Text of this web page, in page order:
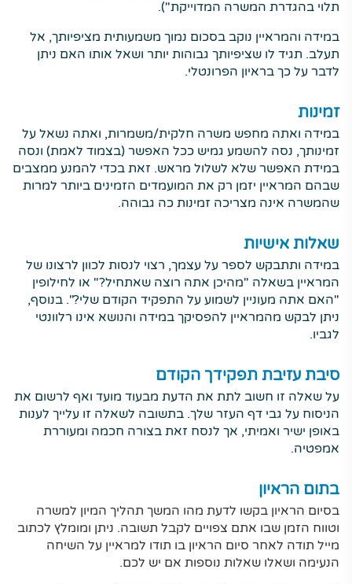
תלוי בהגדרת המשרה המדוייקת").
במידה והמראיין נוקב בסכום נמוך משמעותית מציפיותך, אל
תעלב. תגיד לו שציפיותך גבוהות יותר ושאל אותו האם ניתן
לדבר על כך בראיון הפרונטלי.
זמינות
במידה ואתה מחפש משרה חלקית/משמרות, ואתה נשאל על
זמינותך, נסה להשמע גמיש ככל האפשר (בצמוד לאמת) ונסה
במידת האפשר שלא לשלול מראש. זאת בכדי להמנע ממצבים
שבהם המראיין יזמן רק את המועמדים הזמינים ביותר למרות
שהמשרה אינה מצריכה זמינות כה גבוהה.
שאלות אישיות
במידה ותתבקש לספר על עצמך, רצוי לנסות לכוון לרצונו של
המראיין בשאלה "מהיכן אתה רוצה שאתחיל?" או לחילופין
"האם אתה מעוניין לשמוע על התפקיד הקודם שלי?". בנוסף,
ניתן לבקש מהמראיין להפסיקך במידה והנושא אינו רלוונטי
לגביו.
סיבת עזיבת תפקידך הקודם
על שאלה זו חשוב לתת את הדעת מבעוד מועד ואף לרשום את
הניסוח על גבי דף העזר שלך. בתשובה לשאלה זו עלייך לענות
באופן ישיר ואמיתי, אך לנסח זאת בצורה חכמה ומעוררת
אמפטיה.
בתום הראיון
בסיום הראיון בקשו לדעת מהו המשך תהליך המיון למשרה
וטווח הזמן שבו אתם צפויים לקבל תשובה. ניתן ומומלץ לכתוב
מייל תודה לאחר סיום הראיון בו תודו למראיין על השיחה
הנעימה ושאלו שאלות נוספות אם יש לכם.